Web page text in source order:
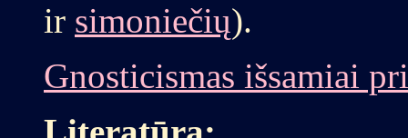
ir simoniečių).
Gnosticismas išsamiai